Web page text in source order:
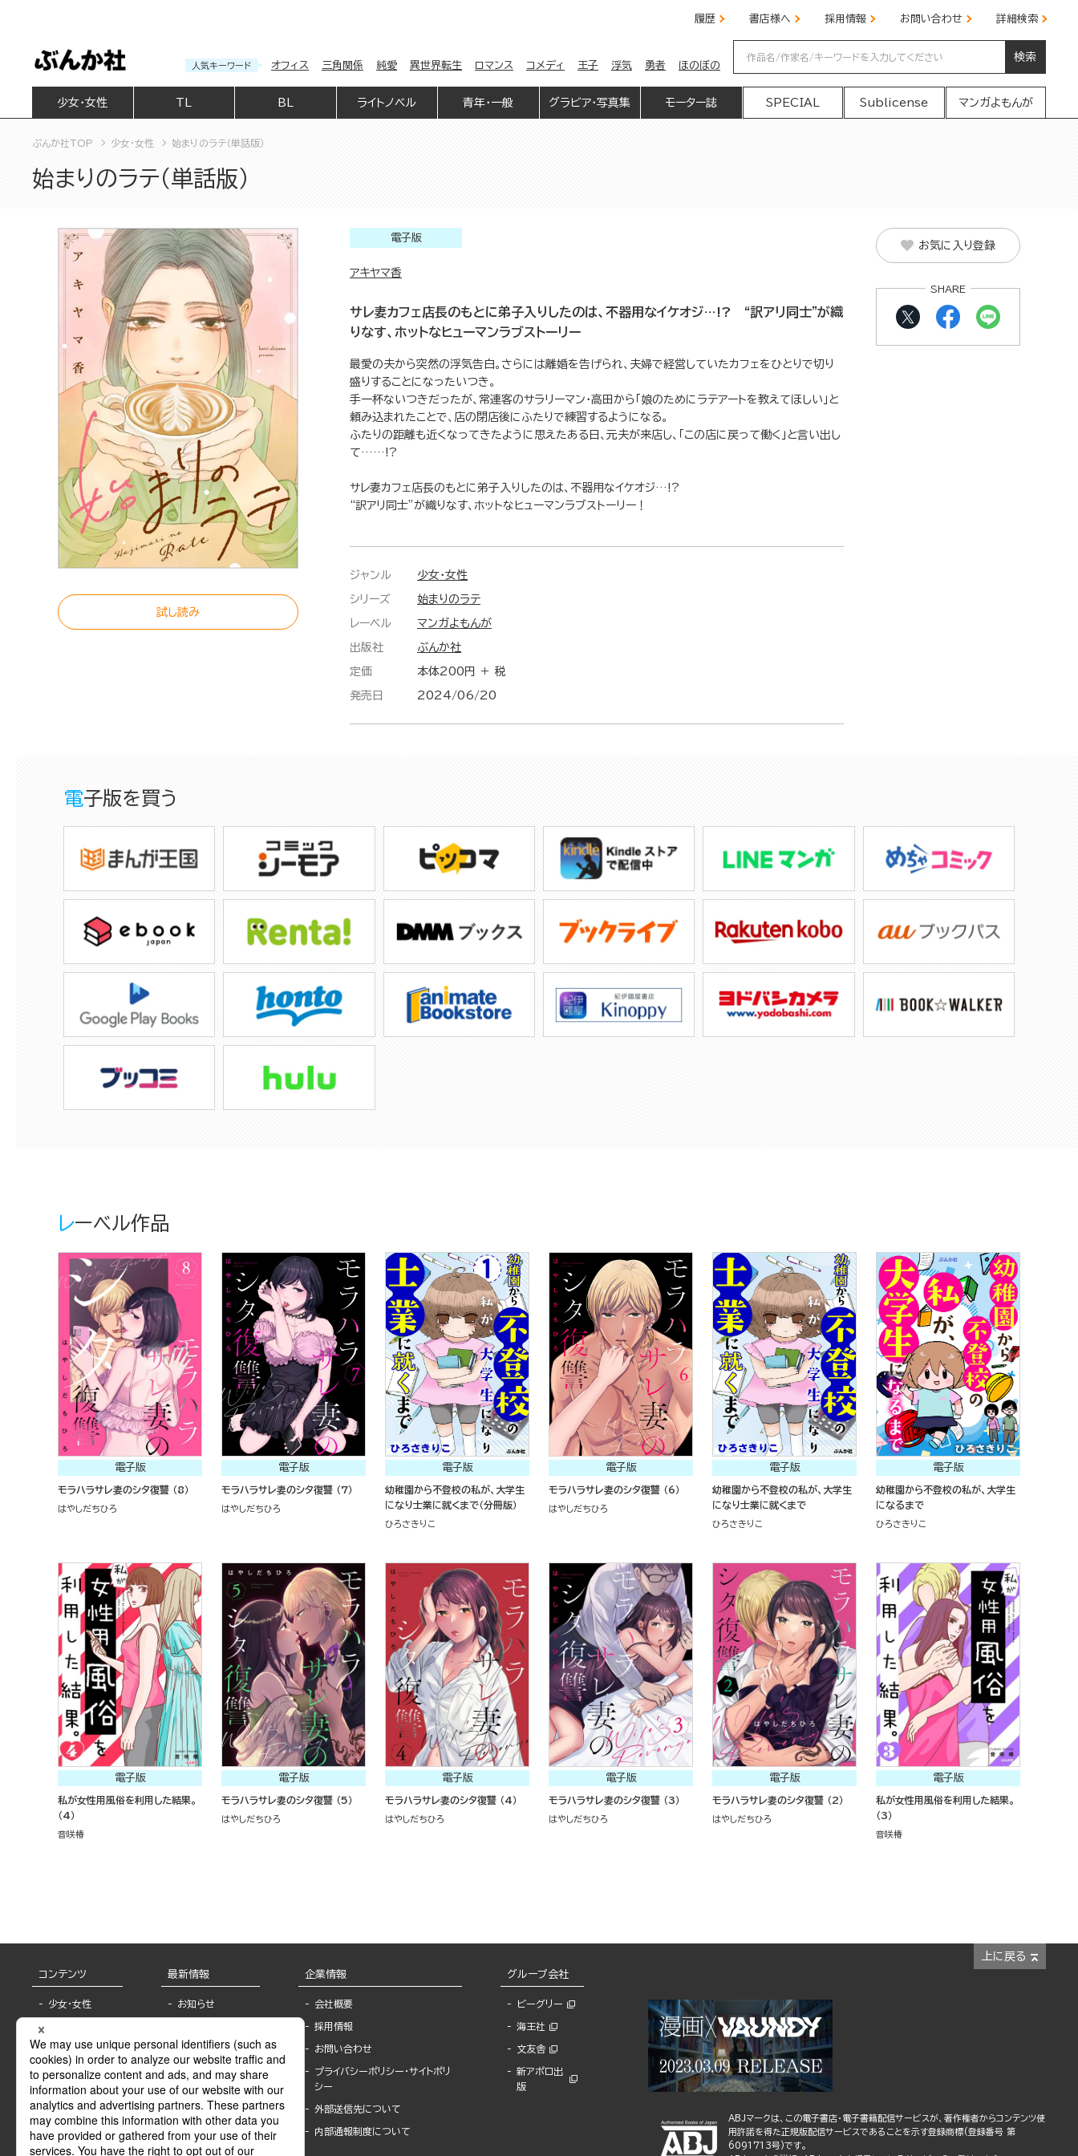
履歴 書店様へ 採用情報 お問い合わせ 詳細検索
人気キーワード オフィス 三角関係 純愛 異世界転生 ロマンス コメディ 王子 浮気 勇者 ほのぼの
検索
少女・女性 BL ライトノベル 青年・一般 グラビア・写真集 モーター誌 SPECIAL Sublicense マンガよもんが
ぶんか社TOP 少女・女性 始まりのラテ（単話版）
始まりのラテ（単話版）
試し読み
電子版
アキヤマ香
サレ妻カフェ店長のもとに弟子入りしたのは、不器用なイケオジ…!? “訳アリ同士”が織
りなす、ホットなヒューマンラブストーリー
最愛の夫から突然の浮気告白。さらには離婚を告げられ、夫婦で経営していたカフェをひとりで切り
盛りすることになったいつき。
手一杯ないつきだったが、常連客のサラリーマン・高田から「娘のためにラテアートを教えてほしい」と
頼み込まれたことで、店の閉店後にふたりで練習するようになる。
ふたりの距離も近くなってきたように思えたある日、元夫が来店し、「この店に戻って働く」と言い出し
て……!?
サレ妻カフェ店長のもとに弟子入りしたのは、不器用なイケオジ…!?
“訳アリ同士”が織りなす、ホットなヒューマンラブストーリー！
ジャンル 少女・女性
シリーズ 始まりのラテ
レーベル マンガよもんが
出版社 ぶんか社
定価 本体200円 ＋ 税
発売日 2024/06/20
お気に入り登録
SHARE
電子版を買う
レーベル作品
電子版
モラハラサレ妻のシタ復讐 （8）
はやしだちひろ
電子版
モラハラサレ妻のシタ復讐 （7）
はやしだちひろ
電子版
幼稚園から不登校の私が、大学生
になり士業に就くまで（分冊版）
ひろさきりこ
電子版
モラハラサレ妻のシタ復讐 （6）
はやしだちひろ
電子版
幼稚園から不登校の私が、大学生
になり士業に就くまで
ひろさきりこ
電子版
幼稚園から不登校の私が、大学生
になるまで
ひろさきりこ
電子版
私が女性用風俗を利用した結果。
（4）
音咲椿
電子版
モラハラサレ妻のシタ復讐 （5）
はやしだちひろ
電子版
モラハラサレ妻のシタ復讐 （4）
はやしだちひろ
電子版
モラハラサレ妻のシタ復讐 （3）
はやしだちひろ
電子版
モラハラサレ妻のシタ復讐 （2）
はやしだちひろ
電子版
私が女性用風俗を利用した結果。
（3）
音咲椿
上に戻る
コンテンツ
少女・女性
BL
ライトノベル
青年・一般
グラビア・写真
モーター誌
最新情報
お知らせ
報
書店様へ
海外ライセンシー
公式SNSアカウ
ント
作家一覧
企業情報
会社概要
採用情報
お問い合わせ
プライバシーポリシー・サイトポリ
シー
外部送信先について
内部通報制度について
グループ会社
ビーグリー
海王社
文友舎
新アポロ出
版
ABJマークは、この電子書店・電子書籍配信サービスが、著作権者からコンテンツ使
用許諾を得た正規版配信サービスであることを示す登録商標(登録番号 第
6091713号)です。